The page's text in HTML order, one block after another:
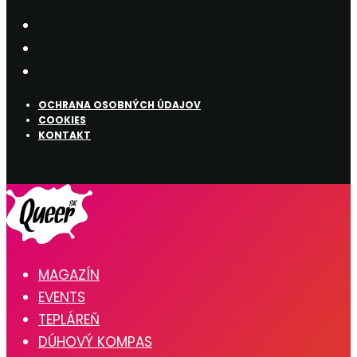
OCHRANA OSOBNÝCH ÚDAJOV
COOKIES
KONTAKT
MAGAZÍN
EVENTS
TEPLÁREŇ
DÚHOVÝ KOMPAS